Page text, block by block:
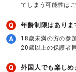
てしまう可能性はご
年齢制限はありま
18歳未満の方の参
20歳以上の保護者
外国人でも楽しめ